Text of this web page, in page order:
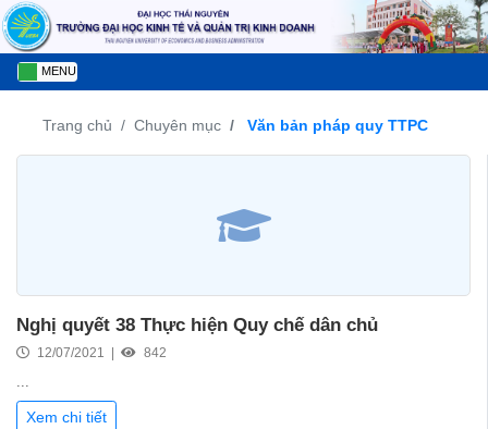
MENU
Trang chủ Chuyên mục Văn bản pháp quy TTPC
Nghị quyết 38 Thực hiện Quy chế dân chủ
12/07/2021 | 842
...
Xem chi tiết